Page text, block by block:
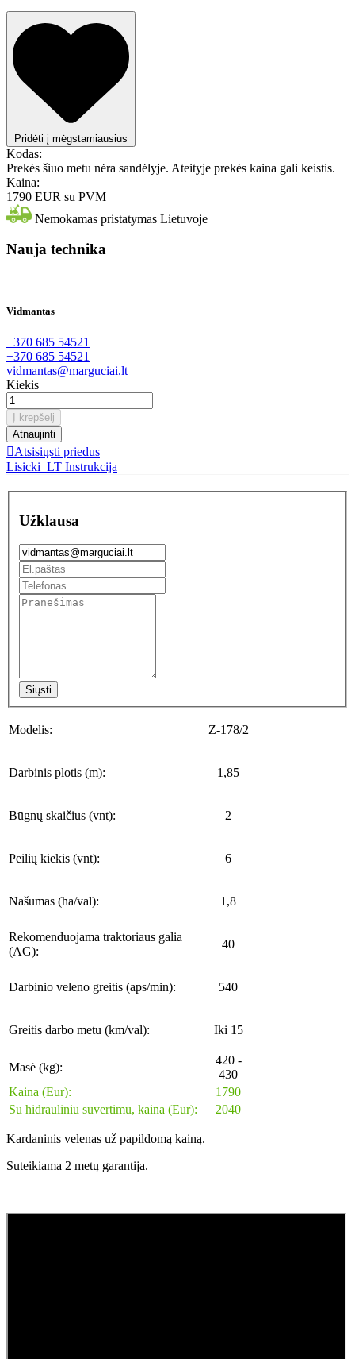
Pridėti į mėgstamiausius
Kodas:
Prekės šiuo metu nėra sandėlyje. Ateityje prekės kaina gali keistis.
Kaina:
1790 EUR su PVM
Nemokamas pristatymas Lietuvoje
Nauja technika
Vidmantas
+370 685 54521
+370 685 54521
vidmantas@marguciai.lt
Kiekis
Į krepšelį
Atsisiųsti priedus
Lisicki_LT Instrukcija
Užklausa
Siųsti
Modelis: Z-178/2
Darbinis plotis (m): 1,85
Būgnų skaičius (vnt): 2
Peilių kiekis (vnt): 6
Našumas (ha/val): 1,8
Rekomenduojama traktoriaus galia
(AG):
40
Darbinio veleno greitis (aps/min): 540
Greitis darbo metu (km/val): Iki 15
Masė (kg):
420 -
430
Kaina (Eur):
1790
Su hidrauliniu suvertimu, kaina (Eur):
2040
Kardaninis velenas už papildomą kainą.
Suteikiama 2 metų garantija.